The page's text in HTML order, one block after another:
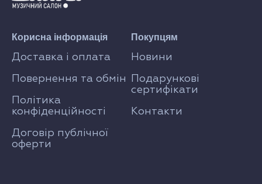
Покупцям
Новини
Подарункові
сертифікати
Контакти
Корисна інформація
Доставка і оплата
Повернення та обмін
Політика
конфіденційності
Договір публічної
оферти